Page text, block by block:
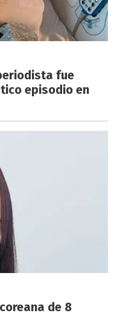
fue
episodio en
de 8